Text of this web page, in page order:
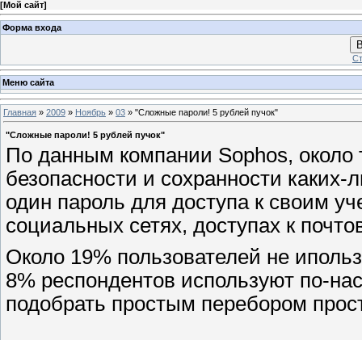
[Мой сайт]
Форма входа
Меню сайта
Главная » 2009 » Ноябрь » 03 » "Сложные пароли! 5 рублей пучок"
"Сложные пароли! 5 рублей пучок"
По данным компании Sophos, около
безопасности и сохранности
один пароль для доступа к своим
социальных сетях, доступах к
Около 19% пользователей не
8% респондентов используют по-
подобрать простым перебором